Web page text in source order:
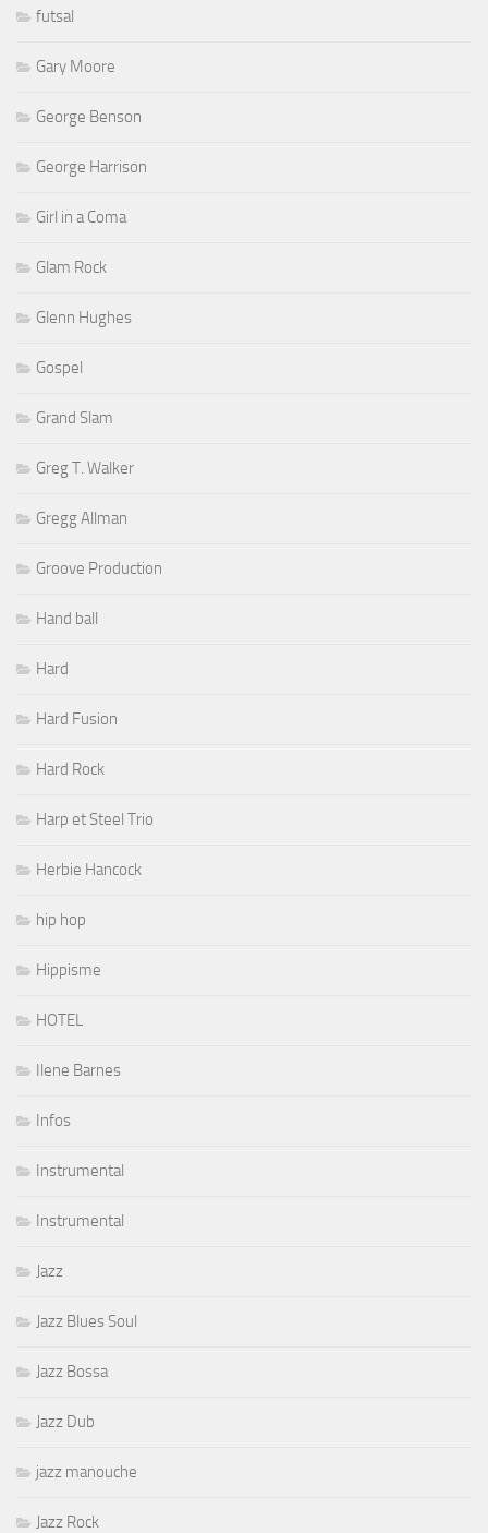
futsal
Gary Moore
George Benson
George Harrison
Girl in a Coma
Glam Rock
Glenn Hughes
Gospel
Grand Slam
Greg T. Walker
Gregg Allman
Groove Production
Hand ball
Hard
Hard Fusion
Hard Rock
Harp et Steel Trio
Herbie Hancock
hip hop
Hippisme
HOTEL
Ilene Barnes
Infos
Instrumental
Instrumental
Jazz
Jazz Blues Soul
Jazz Bossa
Jazz Dub
jazz manouche
Jazz Rock